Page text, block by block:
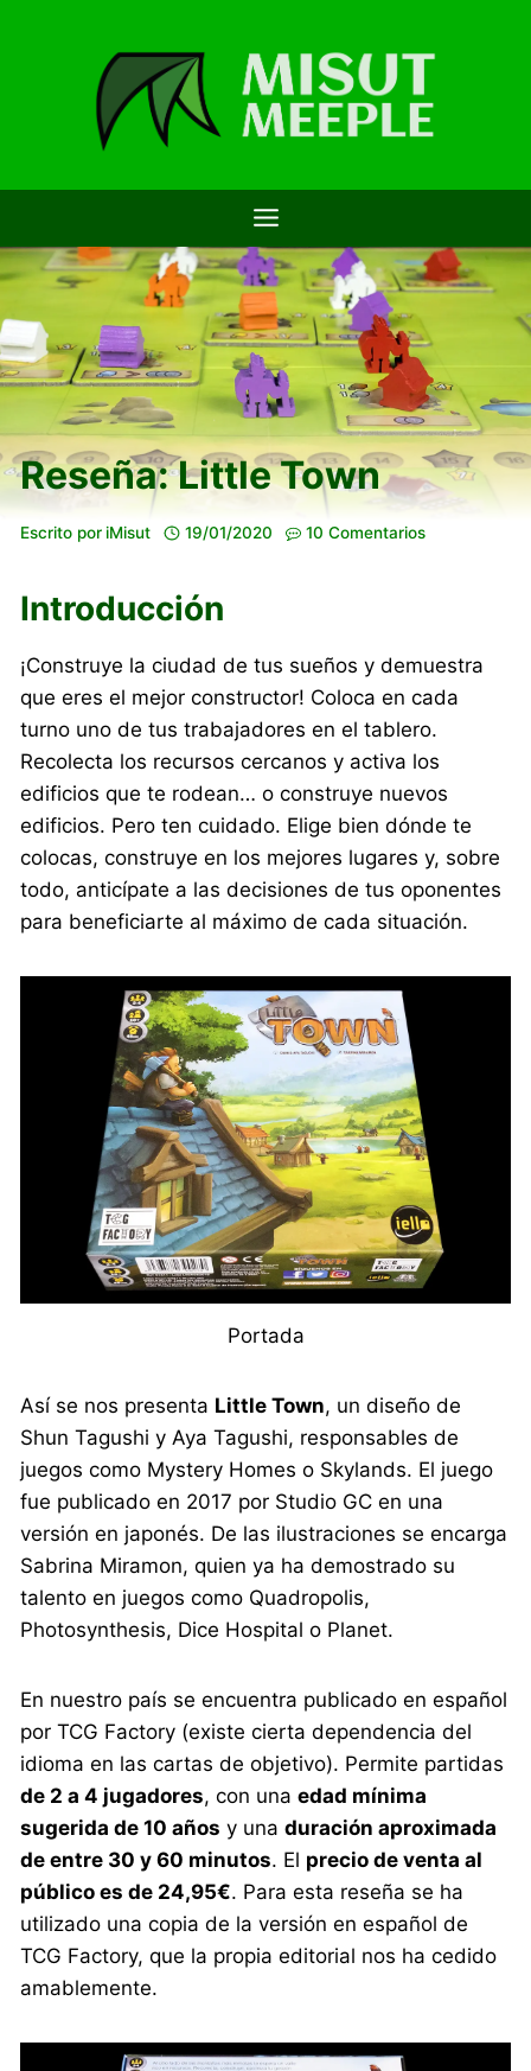
Reseña: Little Town
Escrito por iMisut 19/01/2020 10 Comentarios
Introducción
¡Construye la ciudad de tus sueños y demuestra
que eres el mejor constructor! Coloca en cada
turno uno de tus trabajadores en el tablero.
Recolecta los recursos cercanos y activa los
edificios que te rodean… o construye nuevos
edificios. Pero ten cuidado. Elige bien dónde te
colocas, construye en los mejores lugares y, sobre
todo, anticípate a las decisiones de tus oponentes
para beneficiarte al máximo de cada situación.
Portada
Así se nos presenta Little Town, un diseño de
Shun Tagushi y Aya Tagushi, responsables de
juegos como Mystery Homes o Skylands. El juego
fue publicado en 2017 por Studio GC en una
versión en japonés. De las ilustraciones se encarga
Sabrina Miramon, quien ya ha demostrado su
talento en juegos como Quadropolis,
Photosynthesis, Dice Hospital o Planet.
En nuestro país se encuentra publicado en español
por TCG Factory (existe cierta dependencia del
idioma en las cartas de objetivo). Permite partidas
de 2 a 4 jugadores, con unaedad mínima
sugerida de 10 años y unaduración aproximada
de entre 30 y 60 minutos. El precio de venta al
público es de 24,95€. Para esta reseña se ha
utilizado una copia de la versión en español de
TCG Factory, que la propia editorial nos ha cedido
amablemente.